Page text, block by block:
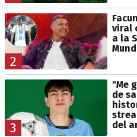
2
viral
a la
3
"Me
de
del